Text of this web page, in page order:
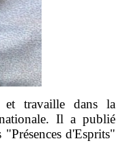
travaille dans la
Il a publié
d'Esprits"